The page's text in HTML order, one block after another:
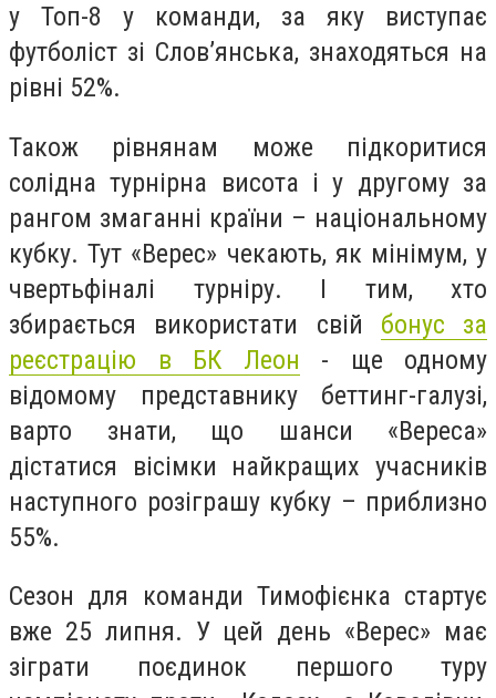
у Топ-8 у команди, за яку виступає
футболіст зі Слов’янська, знаходяться на
рівні 52%.
Також рівнянам може підкоритися
солідна турнірна висота і у другому за
рангом змаганні країни – національному
кубку. Тут «Верес» чекають, як мінімум, у
чвертьфіналі турніру. І тим, хто
збирається використати свій бонус за
реєстрацію в БК Леон - ще одному
відомому представнику беттинг-галузі,
варто знати, що шанси «Вереса»
дістатися вісімки найкращих учасників
наступного розіграшу кубку – приблизно
55%.
Сезон для команди Тимофієнка стартує
вже 25 липня. У цей день «Верес» має
зіграти поєдинок першого туру